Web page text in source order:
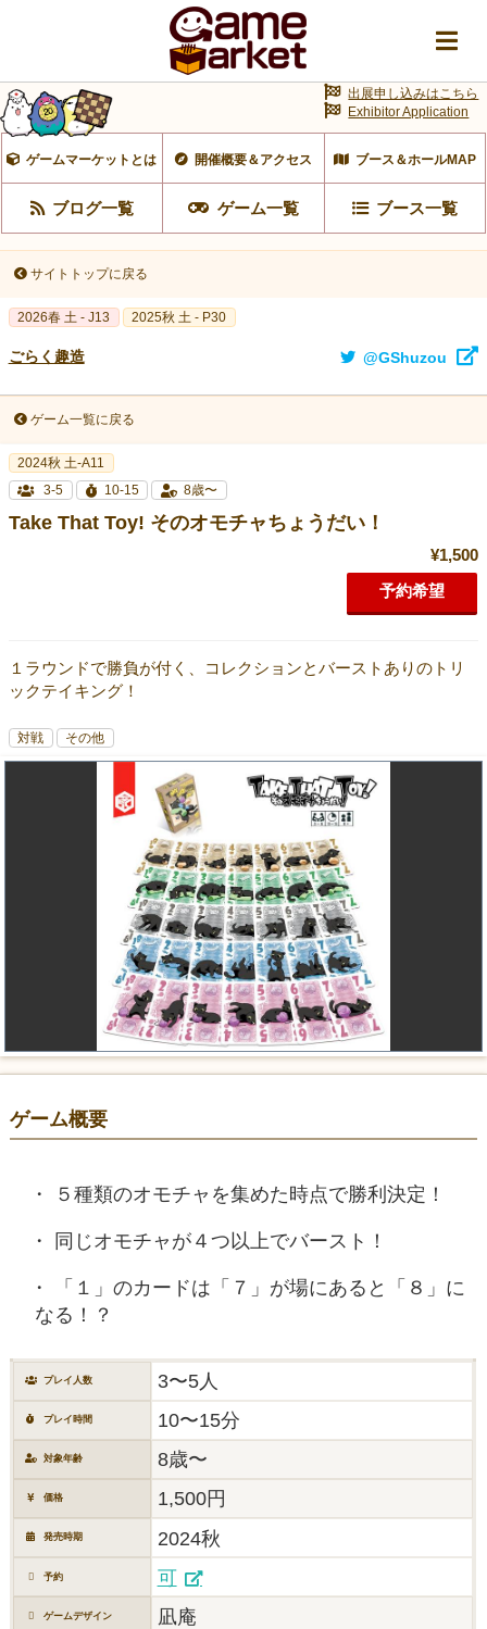
ゲームマーケットとは 開催概要＆アクセス ブース＆ホールMAP
ブログ一覧 ゲーム一覧 ブース一覧
出展申し込みはこちら
Exhibitor Application
サイトトップに戻る
2026春 土 - J13 2025秋 土 - P30
ごらく趣造 @GShuzou
ゲーム一覧に戻る
2024秋 土-A11
3-5
10-15 8歳〜
Take That Toy! そのオモチャちょうだい！
¥1,500
予約希望
１ラウンドで勝負が付く、コレクションとバーストありのトリ
ックテイキング！
対戦 その他
ゲーム概要
５種類のオモチャを集めた時点で勝利決定！
同じオモチャが４つ以上でバースト！
「１」のカードは「７」が場にあると「８」に
なる！？
プレイ人数 3〜5人
プレイ時間 10〜15分
対象年齢 8歳〜
価格 1,500円
発売時期 2024秋
予約 可
ゲームデザイン 凪庵